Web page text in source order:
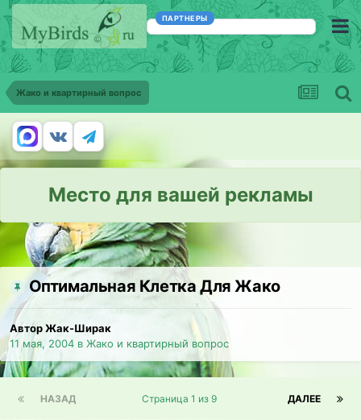
ПАРТНЕРЫ
Жако и квартирный вопрос
Место для вашей рекламы
Оптимальная Клетка Для Жако
Автор Жак-Ширак
11 мая, 2004 в Жако и квартирный вопрос
НАЗАД ДАЛЕЕ
Страница 1 из 9